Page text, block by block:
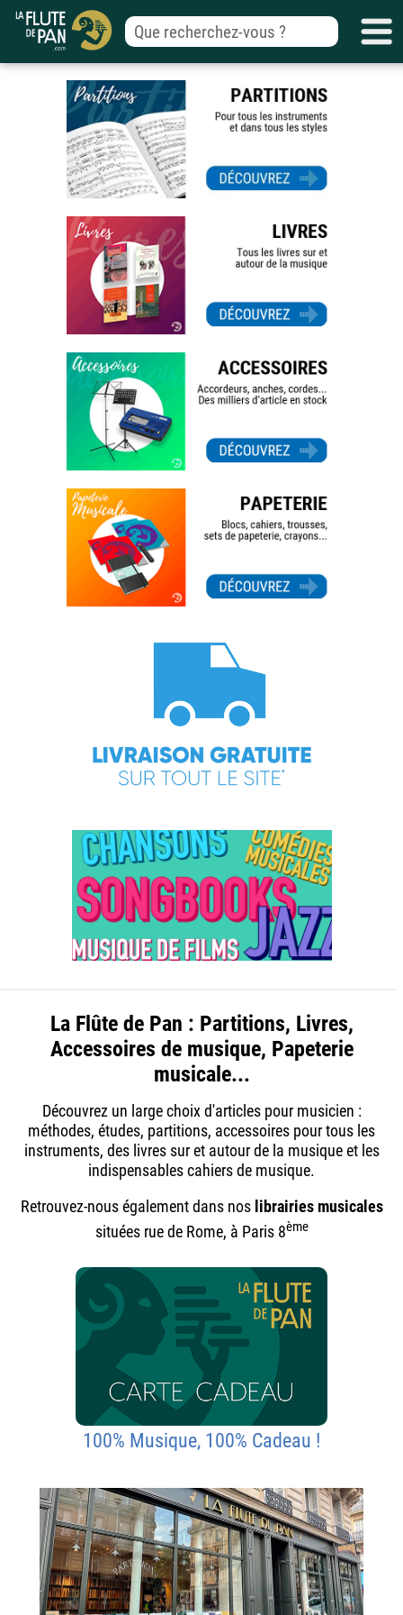
La Flûte de Pan : Partitions, Livres,
Accessoires de musique, Papeterie
musicale...
Découvrez un large choix d'articles pour musicien :
méthodes, études, partitions, accessoires pour tous les
instruments, des livres sur et autour de la musique et les
indispensables cahiers de musique.
Retrouvez-nous également dans nos librairies musicales
situées rue de Rome, à Paris 8ème
100% Musique, 100% Cadeau !